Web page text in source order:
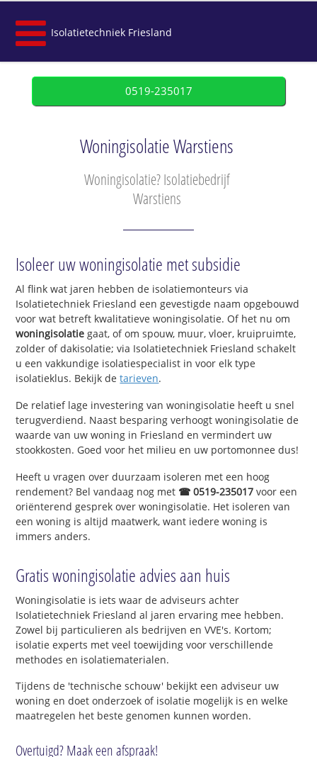
Isolatietechniek Friesland
0519-235017
Woningisolatie Warstiens
Woningisolatie? Isolatiebedrijf
Warstiens
Isoleer uw woningisolatie met subsidie
Al flink wat jaren hebben de isolatiemonteurs via
Isolatietechniek Friesland een gevestigde naam opgebouwd
voor wat betreft kwalitatieve woningisolatie. Of het nu om
woningisolatie gaat, of om spouw, muur, vloer, kruipruimte,
zolder of dakisolatie; via Isolatietechniek Friesland schakelt
u een vakkundige isolatiespecialist in voor elk type
isolatieklus. Bekijk detarieven.
De relatief lage investering van woningisolatie heeft u snel
terugverdiend. Naast besparing verhoogt woningisolatie de
waarde van uw woning in Friesland en vermindert uw
stookkosten. Goed voor het milieu en uw portomonnee dus!
Heeft u vragen over duurzaam isoleren met een hoog
rendement? Bel vandaag nog met ☎ 0519-235017 voor een
oriënterend gesprek over woningisolatie. Het isoleren van
een woning is altijd maatwerk, want iedere woning is
immers anders.
Gratis woningisolatie advies aan huis
Woningisolatie is iets waar de adviseurs achter
Isolatietechniek Friesland al jaren ervaring mee hebben.
Zowel bij particulieren als bedrijven en VVE's. Kortom;
isolatie experts met veel toewijding voor verschillende
methodes en isolatiematerialen.
Tijdens de 'technische schouw' bekijkt een adviseur uw
woning en doet onderzoek of isolatie mogelijk is en welke
maatregelen het beste genomen kunnen worden.
Overtuigd? Maak een afspraak!